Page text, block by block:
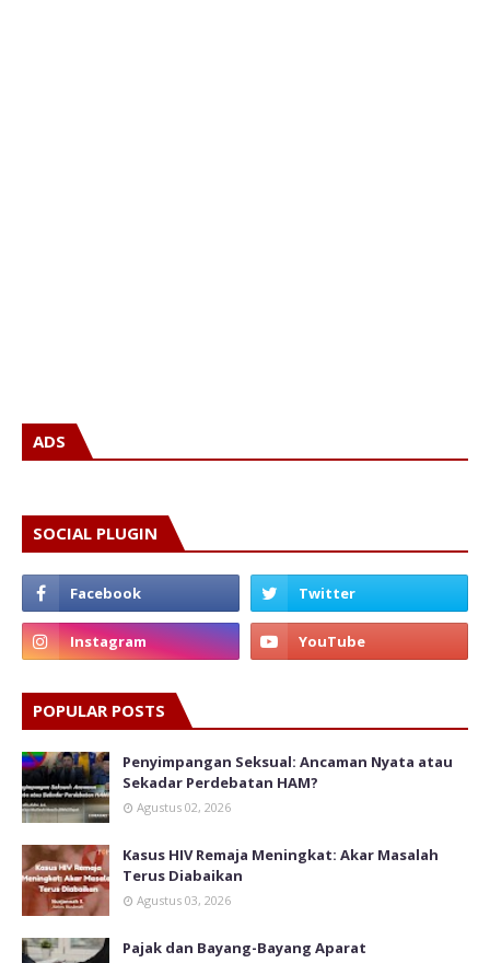
ADS
SOCIAL PLUGIN
POPULAR POSTS
Penyimpangan Seksual: Ancaman Nyata atau
Sekadar Perdebatan HAM?
Agustus 02, 2026
Kasus HIV Remaja Meningkat: Akar Masalah
Terus Diabaikan
Agustus 03, 2026
Pajak dan Bayang-Bayang Aparat